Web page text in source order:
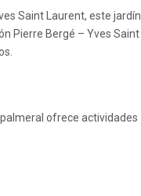
Saint Laurent, este jardín
Pierre Bergé – Yves Saint
ofrece actividades